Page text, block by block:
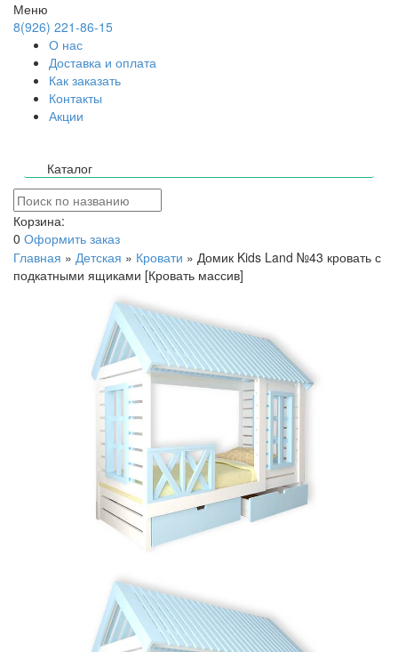
Меню
8(926) 221-86-15
О нас
Доставка и оплата
Как заказать
Контакты
Акции
Каталог
Корзина:
0 Оформить заказ
Главная » Детская » Кровати » Домик Kids Land №43 кровать с
подкатными ящиками [Кровать массив]